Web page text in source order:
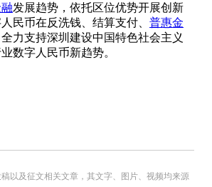
发展趋势，依托区位优势开展创新
民币在反洗钱、结算支付、 普惠金
力支持深圳建设中国特色社会主义
数字人民币新趋势。
以及征文相关文章，其文字、图片、视频均来源